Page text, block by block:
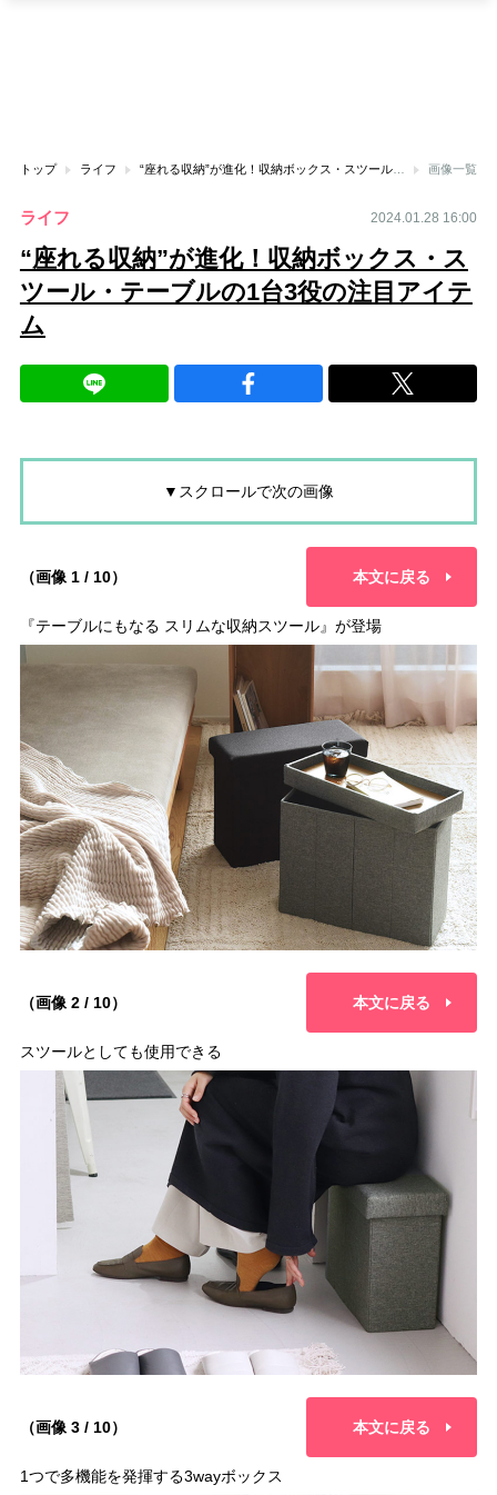
トップ ライフ “座れる収納”が進化！収納ボックス・スツール・テーブルの1台3役の注目アイテム 画像一覧
ライフ 2024.01.28 16:00
“座れる収納”が進化！収納ボックス・ス
ツール・テーブルの1台3役の注目アイテ
ム
▼スクロールで次の画像
（画像 1 / 10） 本文に戻る
『テーブルにもなる スリムな収納スツール』が登場
（画像 2 / 10） 本文に戻る
スツールとしても使用できる
（画像 3 / 10） 本文に戻る
1つで多機能を発揮する3wayボックス